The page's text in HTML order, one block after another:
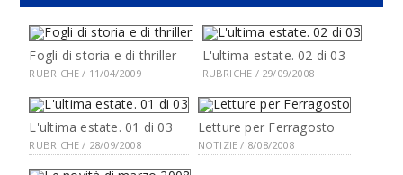
Fogli di storia e di thriller
RUBRICHE / 11/04/2009
L'ultima estate. 02 di 03
RUBRICHE / 29/09/2008
L'ultima estate. 01 di 03
RUBRICHE / 28/09/2008
Letture per Ferragosto
NOTIZIE / 8/08/2008